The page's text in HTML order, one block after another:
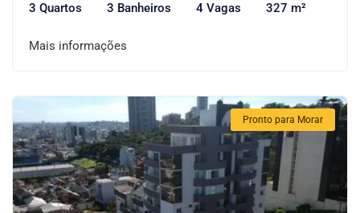
3 Quartos 3 Banheiros 4 Vagas 327 m²
Mais informações
Pronto para Morar